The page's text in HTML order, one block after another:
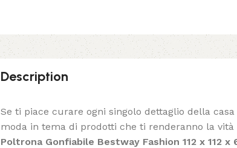
Description
Se ti piace curare ogni singolo dettaglio della
moda in tema di prodotti che ti renderanno la
Poltrona Gonfiabile Bestway Fashion 112 x 112 x